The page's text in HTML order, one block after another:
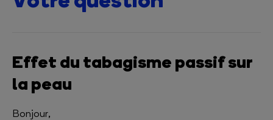
Effet du tabagisme passif sur
la peau
Bonjour,